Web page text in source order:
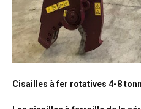
Cisailles à fer rotatives 4-8